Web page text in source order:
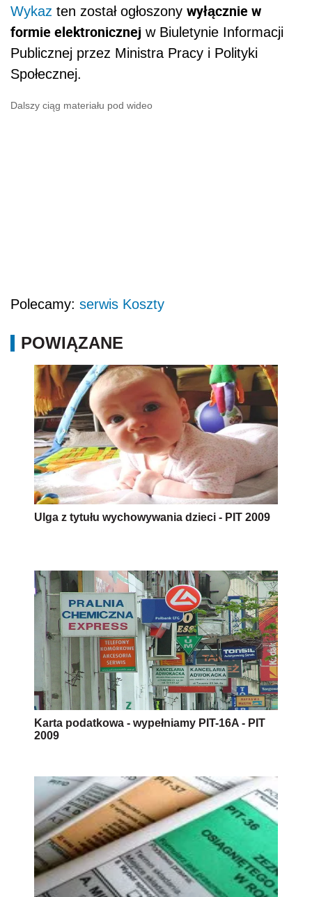
Wykaz ten został ogłoszony wyłącznie w
formie elektronicznej w Biuletynie Informacji
Publicznej przez Ministra Pracy i Polityki
Społecznej.
Dalszy ciąg materiału pod wideo
Polecamy: serwis Koszty
POWIĄZANE
Ulga z tytułu wychowywania dzieci - PIT 2009
Karta podatkowa - wypełniamy PIT-16A - PIT
2009